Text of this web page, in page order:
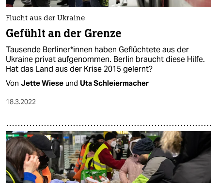
Flucht aus der Ukraine
Gefühlt an der Grenze
Tausende Ber­li­ne­r*in­nen haben Geflüchtete aus der
Ukraine privat aufgenommen. Berlin braucht diese Hilfe.
Hat das Land aus der Krise 2015 gelernt?
Von Jette Wiese und Uta Schleiermacher
18.3.2022